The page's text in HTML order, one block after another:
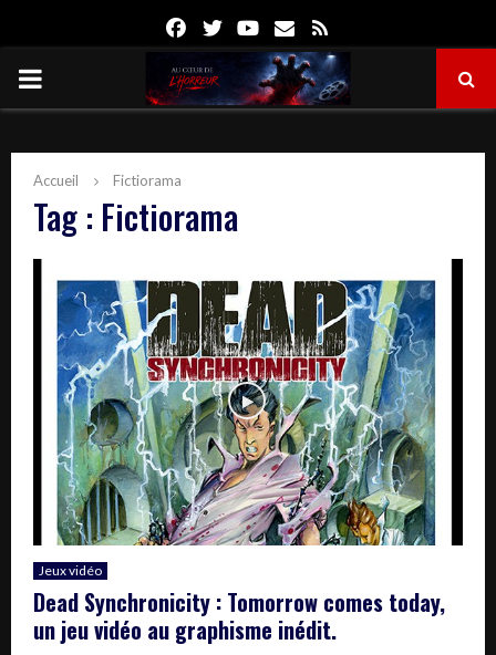
FacebookTwitterYoutube
Email
PRIMARY
Accueil Fictiorama
Tag : Fictiorama
Jeux vidéo
Dead Synchronicity : Tomorrow comes today,
un jeu vidéo au graphisme inédit.